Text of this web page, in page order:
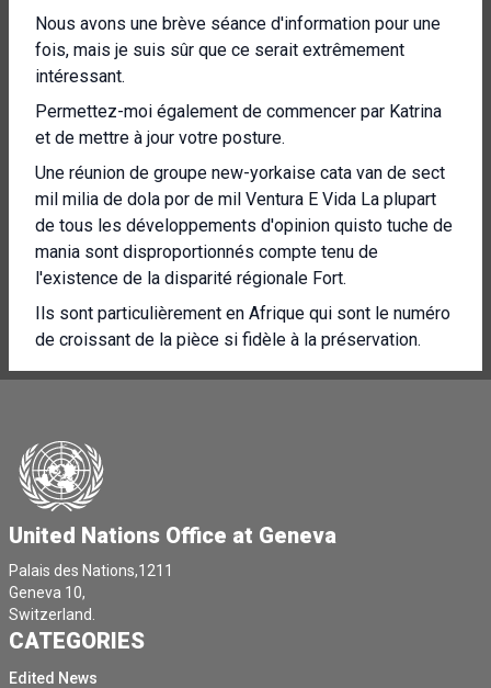
Nous avons une brève séance d'information pour une
fois, mais je suis sûr que ce serait extrêmement
intéressant.
Permettez-moi également de commencer par Katrina
et de mettre à jour votre posture.
Une réunion de groupe new-yorkaise cata van de sect
mil milia de dola por de mil Ventura E Vida La plupart
de tous les développements d'opinion quisto tuche de
mania sont disproportionnés compte tenu de
l'existence de la disparité régionale Fort.
Ils sont particulièrement en Afrique qui sont le numéro
de croissant de la pièce si fidèle à la préservation.
Le développement de Trello for Dode de la Recura la
N'avez-vous pas plus de complexité dans une telle
restructuration ?
Je vais autoriser cela davantage.
[Autre langue parlée]
SU rapport ne contient pas une nouvelle a pardon, j'ai
réellement besoin du le le vie pour le développement
financier que vous avez et en particulier ou une
architecture formelle, le modèle financier A ou le
United Nations Office at Geneva
Palais des Nations,1211
Geneva 10,
Switzerland.
CATEGORIES
Edited News